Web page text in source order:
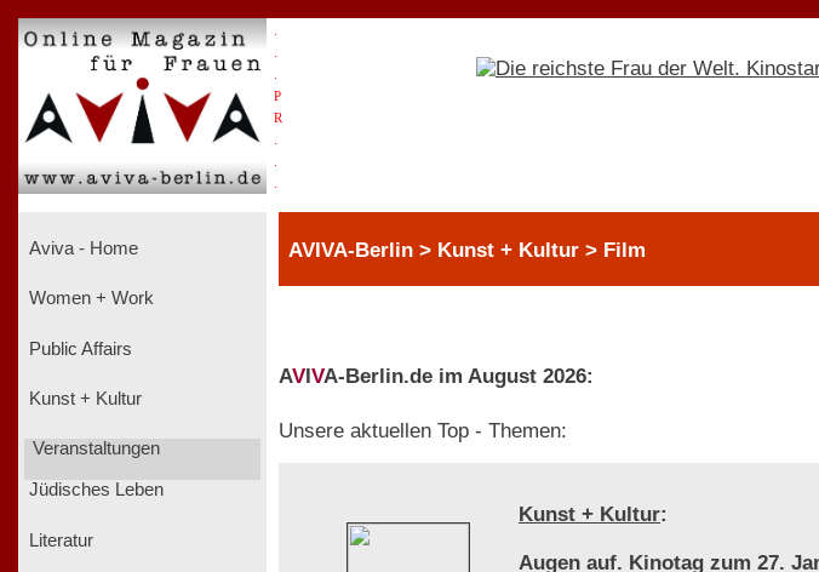
P
R
Aviva - Home
Women + Work
Public Affairs
Kunst + Kultur
Veranstaltungen
Jüdisches Leben
Literatur
AVIVA-Berlin > Kunst + Kultur > Film
AVIVA-Berlin.de im August 2026:
Unsere aktuellen Top - Themen:
Kunst + Kultur:
Augen auf. Kinotag zum 27.